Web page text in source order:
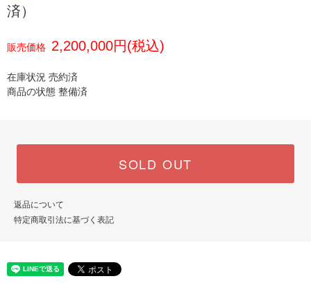
済）
販売価格 2,200,000円(税込)
在庫状況 売約済
商品の状態 整備済
SOLD OUT
返品について
特定商取引法に基づく表記